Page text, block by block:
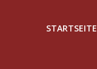
STARTSEITE